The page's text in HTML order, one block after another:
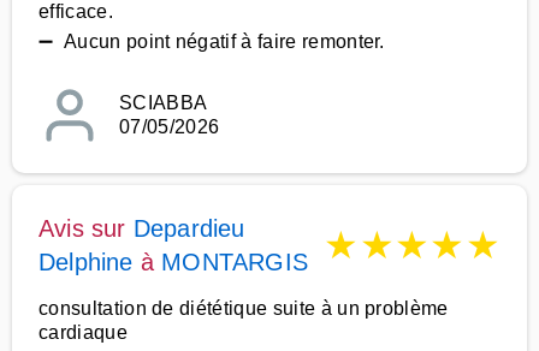
efficace.
➖ Aucun point négatif à faire remonter.
SCIABBA
07/05/2026
Avis sur Depardieu
Delphine à MONTARGIS ★★★★★
consultation de diététique suite à un problème
cardiaque